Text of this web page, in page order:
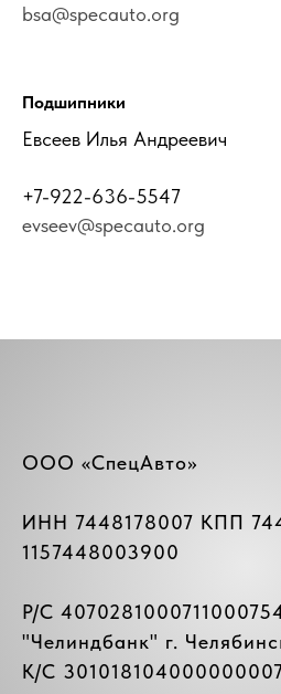
bsa@specauto.org
Подшипники
Евсеев Илья Андреевич
+7-922-636-5547
evseev@specauto.org
ООО «СпецАвто»
ИНН 7448178007 КПП
1157448003900
Р/C
"Челиндбанк" г.
К/C